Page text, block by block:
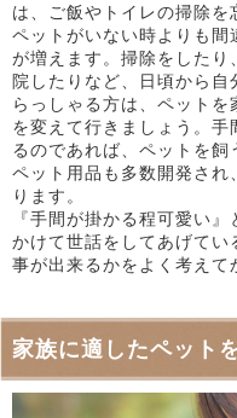
は、ご飯やトイレの掃除を
ペットがいない時よりも
が増えます。掃除をしたり
院したりなど、日頃から
らっしゃる方は、ペット
を変えて行きましょう。
るのであれば、ペットを飼
ペット用品も多数開発され
ります。
『手間が掛かる程可愛い
かけて世話をしてあげてい
事が出来るかをよく考えて
家族に適したペット